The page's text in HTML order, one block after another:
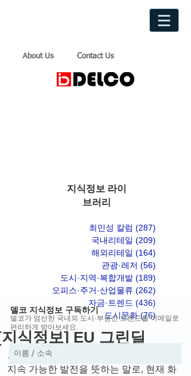
About Us Contact Us
지식정보 라이
브러리
최민성 칼럼 (287)
국내리테일 (209)
해외리테일 (164)
관광·레저 (56)
도시·지역·복합개발 (189)
오피스·주거·산업물류 (262)
자금·트렌드 (436)
도시문화 (76)게시물 76
식정보] EU 그린딜
그린뉴딜이란, 환경과 사람이 중심이 되는
지속 가능한 발전을 뜻하는 말로, 현재 화
델코 지식정보 구독하기
델코가 엄선한 국내외 도시·부동산 트렌드를 이메일로
편리하게 받아보세요.